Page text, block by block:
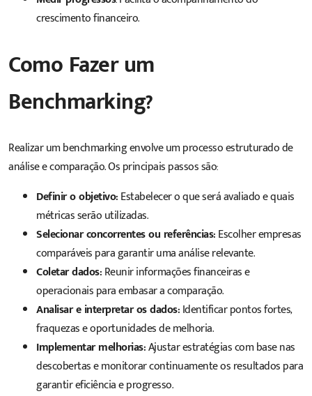
crescimento financeiro.
Como Fazer um
Benchmarking?
Realizar um benchmarking envolve um processo estruturado de
análise e comparação. Os principais passos são:
Definir o objetivo:Estabelecer o que será avaliado e quais
métricas serão utilizadas.
Selecionar concorrentes ou referências:Escolher empresas
comparáveis para garantir uma análise relevante.
Coletar dados:Reunir informações financeiras e
operacionais para embasar a comparação.
Analisar e interpretar os dados:Identificar pontos fortes,
fraquezas e oportunidades de melhoria.
Implementar melhorias:Ajustar estratégias com base nas
descobertas e monitorar continuamente os resultados para
garantir eficiência e progresso.